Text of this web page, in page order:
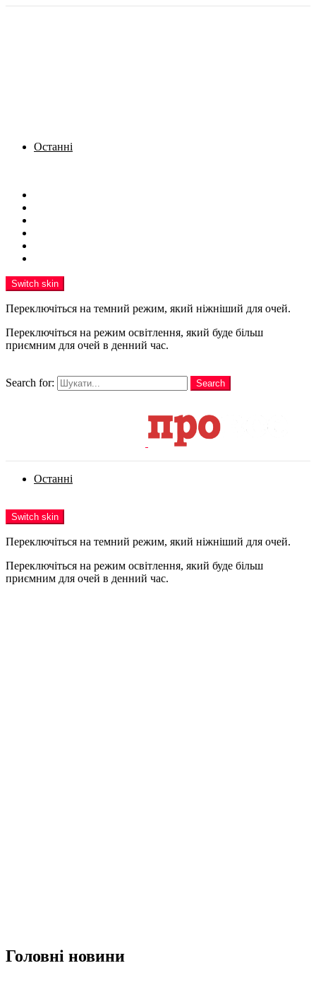
Останні
Switch skin
Переключіться на темний режим, який ніжніший для очей.
Переключіться на режим освітлення, який буде більш
приємним для очей в денний час.
Search for:
Search
Останні
Switch skin
Переключіться на темний режим, який ніжніший для очей.
Переключіться на режим освітлення, який буде більш
приємним для очей в денний час.
Головні новини